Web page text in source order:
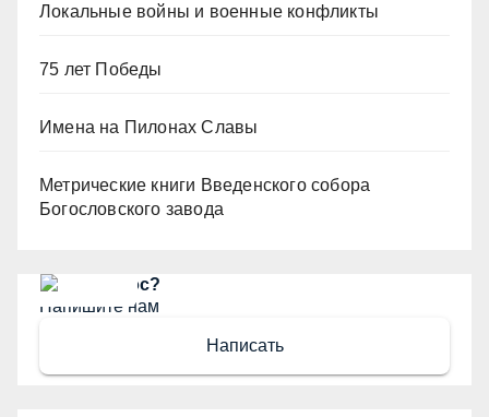
Локальные войны и военные конфликты
75 лет Победы
Имена на Пилонах Славы
Метрические книги Введенского собора
Богословского завода
Есть вопрос?
Напишите нам
Написать